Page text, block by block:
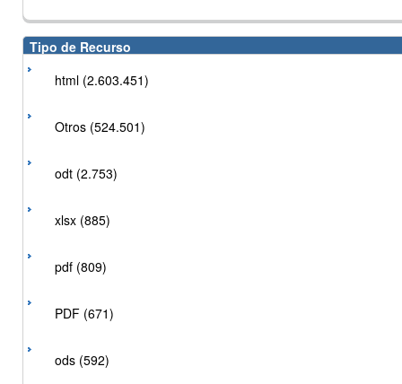
Tipo de Recurso
html (2.603.451)
Otros (524.501)
odt (2.753)
xlsx (885)
pdf (809)
PDF (671)
ods (592)